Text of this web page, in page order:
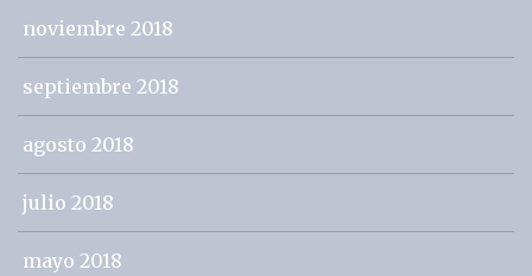
noviembre 2018
septiembre 2018
agosto 2018
julio 2018
mayo 2018